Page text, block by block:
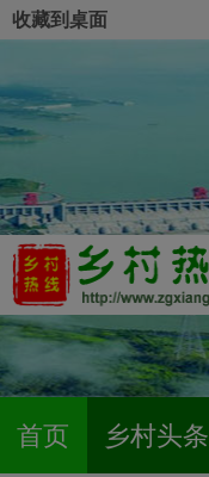
收藏到桌面
首页 乡村头条